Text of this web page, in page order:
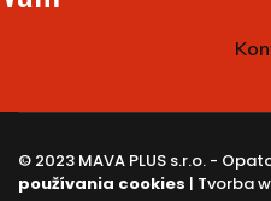
© 2023 MAVA PLUS s.r.o. -
používania cookies | Tvorba